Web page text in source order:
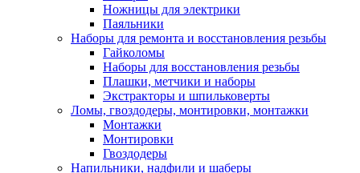
Ножницы для электрики
Паяльники
Наборы для ремонта и восстановления резьбы
Гайколомы
Наборы для восстановления резьбы
Плашки, метчики и наборы
Экстракторы и шпильковерты
Ломы, гвоздодеры, монтировки, монтажки
Монтажки
Монтировки
Гвоздодеры
Напильники, надфили и шаберы